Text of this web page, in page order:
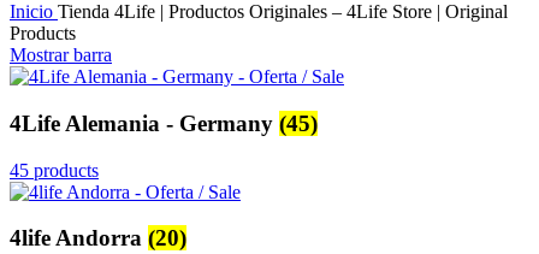
Inicio Tienda 4Life | Productos Originales – 4Life Store | Original
Products
Mostrar barra
4Life Alemania - Germany (45)
45 products
4life Andorra (20)